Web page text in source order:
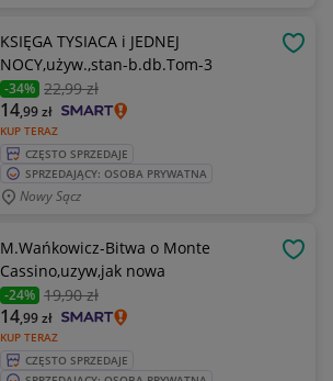
KSIĘGA TYSIACA i JEDNEJ
NOCY,używ.,stan-b.db.Tom-3
-34% 22,99 zł
KUP TERAZ
14,99zł
CZĘSTO SPRZEDAJE
SPRZEDAJĄCY: OSOBA PRYWATNA
Nowy Sącz
M.Wańkowicz-Bitwa o Monte
Cassino,uzyw,jak nowa
-24% 19,90 zł
KUP TERAZ
14,99zł
CZĘSTO SPRZEDAJE